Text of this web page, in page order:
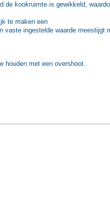
de kookruimte is gewikkeld,
te maken een
vaste ingestelde waarde meestijgt
houden met een overshoot.